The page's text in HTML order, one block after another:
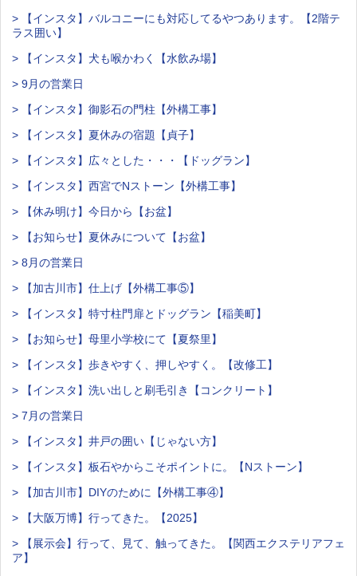
> 【インスタ】バルコニーにも対応してるやつあります。【2階テ
ラス囲い】
> 【インスタ】犬も喉かわく【水飲み場】
> 9月の営業日
> 【インスタ】御影石の門柱【外構工事】
> 【インスタ】夏休みの宿題【貞子】
> 【インスタ】広々とした・・・【ドッグラン】
> 【インスタ】西宮でNストーン【外構工事】
> 【休み明け】今日から【お盆】
> 【お知らせ】夏休みについて【お盆】
> 8月の営業日
> 【加古川市】仕上げ【外構工事⑤】
> 【インスタ】特寸柱門扉とドッグラン【稲美町】
> 【お知らせ】母里小学校にて【夏祭里】
> 【インスタ】歩きやすく、押しやすく。【改修工】
> 【インスタ】洗い出しと刷毛引き【コンクリート】
> 7月の営業日
> 【インスタ】井戸の囲い【じゃない方】
> 【インスタ】板石やからこそポイントに。【Nストーン】
> 【加古川市】DIYのために【外構工事④】
> 【大阪万博】行ってきた。【2025】
> 【展示会】行って、見て、触ってきた。【関西エクステリアフェ
ア】